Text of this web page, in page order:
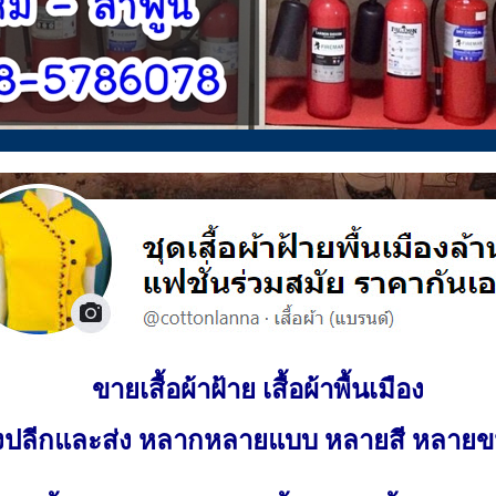
ขายเสื้อผ้าฝ้าย เสื้อผ้าพื้นเมือง
ลีกและส่ง หลากหลายแบบ หลายสี หลาย